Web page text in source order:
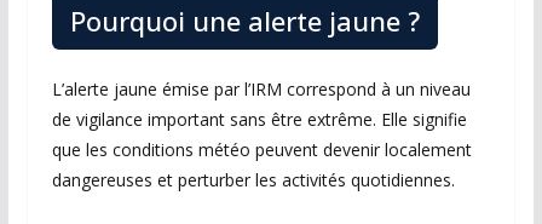
Pourquoi une alerte jaune ?
L’alerte jaune émise par l’IRM correspond à un niveau
de vigilance important sans être extrême. Elle signifie
que les conditions météo peuvent devenir localement
dangereuses et perturber les activités quotidiennes.